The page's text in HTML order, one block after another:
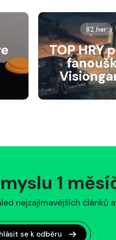
82 her
TOP HRY
1
nejzajímavějších článků
se k odběru